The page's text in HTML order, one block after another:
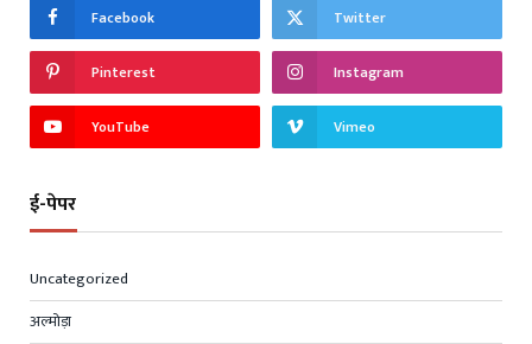
Facebook Twitter
Pinterest Instagram
YouTube Vimeo
ई-पेपर
Uncategorized
अल्मोड़ा